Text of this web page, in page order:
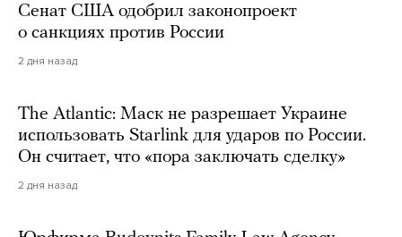
Сенат США одобрил законопроект
о санкциях против России
2 дня назад
The Atlantic: Маск не разрешает Украине
использовать Starlink для ударов по России.
Он считает, что «пора заключать сделку»
2 дня назад